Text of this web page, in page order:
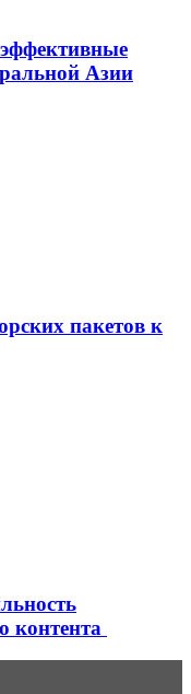
Азии
пакетов к
контента